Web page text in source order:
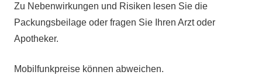
Zu Nebenwirkungen und Risiken lesen Sie die
Packungsbeilage oder fragen Sie Ihren Arzt oder
Apotheker.
Mobilfunkpreise können abweichen.